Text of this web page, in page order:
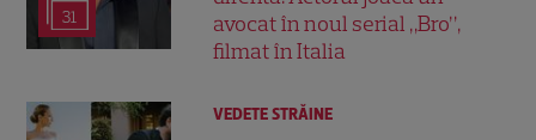
31
avocat în noul serial „Bro”,
filmat în Italia
VEDETE STRĂINE